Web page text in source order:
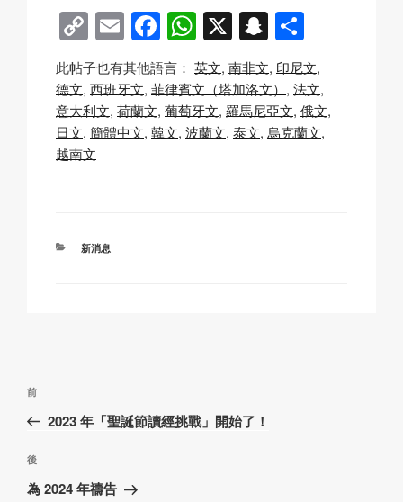
C
o
p
y
Li
n
E
m
ail
F
a
c
e
b
W
h
at
s
A
X S
n
a
p
c
享
此帖子也有其他語言： 英文 南非文 印尼文
德文 西班牙文 菲律賓文（塔加洛文）
法文
意大利文 荷蘭文 葡萄牙文 羅馬尼亞文 俄文
日文 簡體中文 韓文 波蘭文 泰文 烏克蘭文
越南文
分
新消息
文
導
覽
上
一
文
章
前
2023 年「聖誕節讀經挑戰」開始了！
下
篇
後
為 2024 年禱告